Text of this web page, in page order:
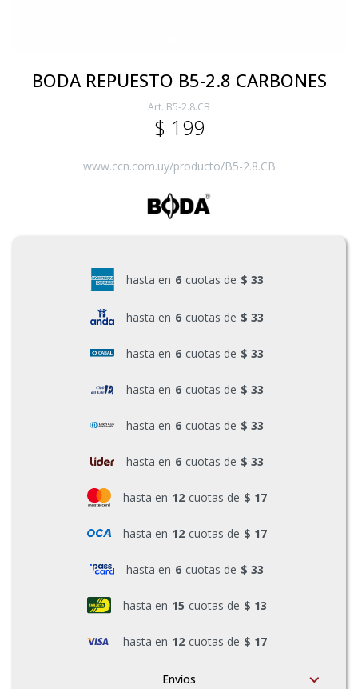
BODA REPUESTO B5-2.8 CARBONES
B5-2.8.CB
$ 199
www.ccn.com.uy/producto/B5-2.8.CB
hasta en 6 cuotas de $ 33
hasta en 6 cuotas de $ 33
hasta en 6 cuotas de $ 33
hasta en 6 cuotas de $ 33
hasta en 6 cuotas de $ 33
hasta en 6 cuotas de $ 33
hasta en 12 cuotas de $ 17
hasta en 12 cuotas de $ 17
hasta en 6 cuotas de $ 33
hasta en 15 cuotas de $ 13
hasta en 12 cuotas de $ 17
Envíos
Herramientas Eléctrica y Batería
Herramientas Manuales
Generadores
Pinturas y Accesorios